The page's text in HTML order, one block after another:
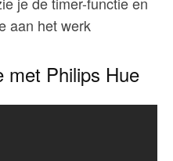
aan het werk
met Philips Hue